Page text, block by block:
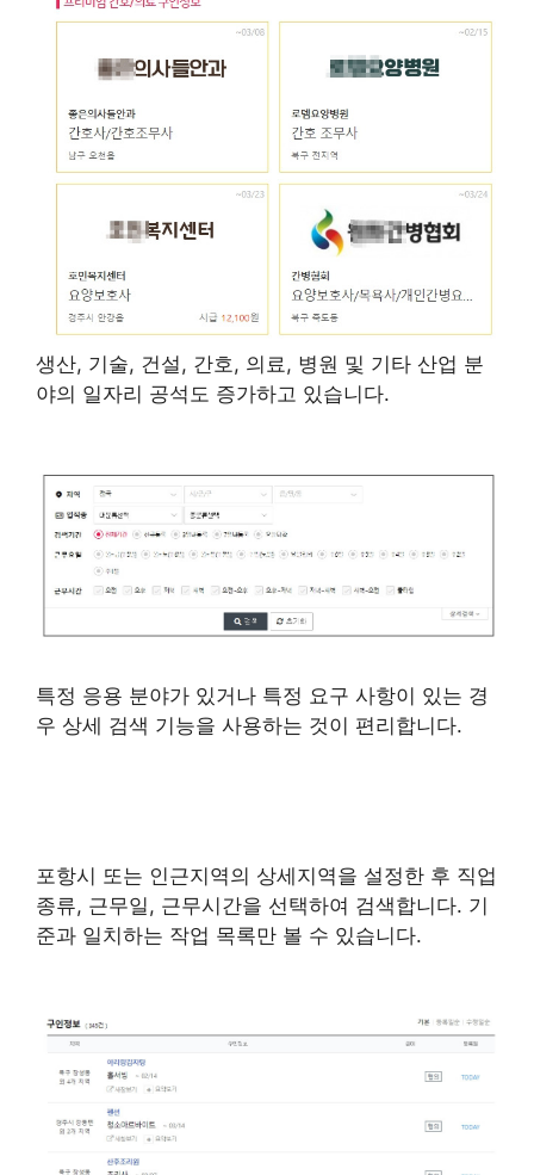
생산, 기술, 건설, 간호, 의료, 병원 및 기타 산업 분
야의 일자리 공석도 증가하고 있습니다.
특정 응용 분야가 있거나 특정 요구 사항이 있는 경
우 상세 검색 기능을 사용하는 것이 편리합니다.
포항시 또는 인근지역의 상세지역을 설정한 후 직업
종류, 근무일, 근무시간을 선택하여 검색합니다. 기
준과 일치하는 작업 목록만 볼 수 있습니다.